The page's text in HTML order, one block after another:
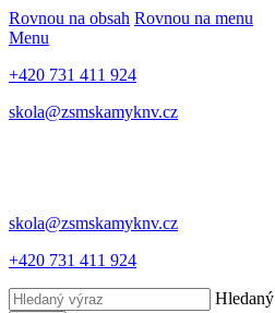
Rovnou na obsah Rovnou na menu
Menu
+420 731 411 924
skola@zsmskamyknv.cz
skola@zsmskamyknv.cz
+420 731 411 924